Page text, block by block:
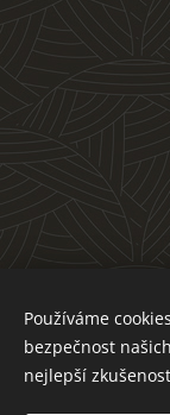
Používáme
bezpečnost
nejlepší